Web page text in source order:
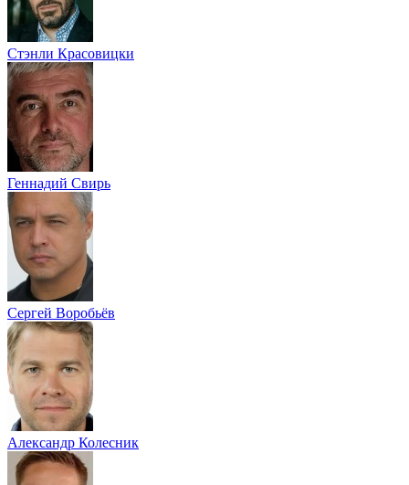
Стэнли Красовицки
Геннадий Свирь
Сергей Воробьёв
Александр Колесник